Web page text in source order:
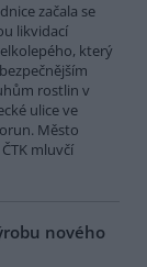
začala se
likvidací
který
rostlin v
ulice ve
Město
mluvčí
nového